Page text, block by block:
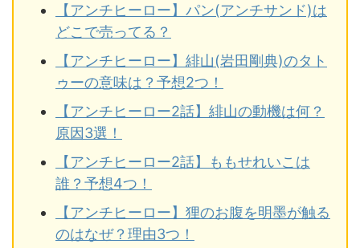
【アンチヒーロー】パン(アンチサンド)は
どこで売ってる？
【アンチヒーロー】緋山(岩田剛典)のタト
ゥーの意味は？予想2つ！
【アンチヒーロー2話】緋山の動機は何？
原因3選！
【アンチヒーロー2話】ももせれいこは
誰？予想4つ！
【アンチヒーロー】狸のお腹を明墨が触る
のはなぜ？理由3つ！